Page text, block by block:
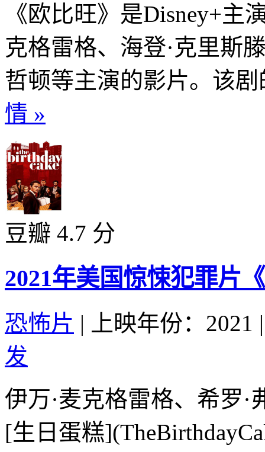
《欧比旺》是Disney+主
克格雷格、海登·克里斯
哲顿等主演的影片。该
情 »
豆瓣 4.7 分
2021年美国惊悚犯罪片
恐怖片 | 上映年份：2021 |
发
伊万·麦克格雷格、希罗
[生日蛋糕